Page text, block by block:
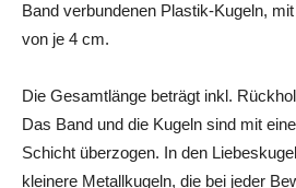
Band verbundenen Plastik-Kugeln,
von je 4 cm.
Die Gesamtlänge beträgt inkl.
Das Band und die Kugeln sind mit
Schicht überzogen. In den
kleinere Metallkugeln, die bei jeder